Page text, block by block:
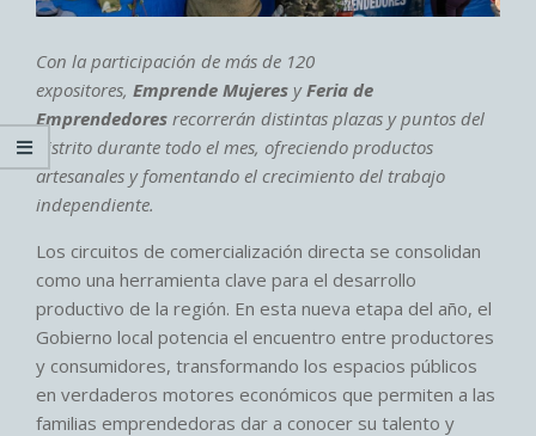
Con la participación de más de 120
expositores, Emprende Mujeres yFeria de
Emprendedores recorrerán distintas plazas y puntos del
distrito durante todo el mes, ofreciendo productos
artesanales y fomentando el crecimiento del trabajo
independiente.
Los circuitos de comercialización directa se consolidan
como una herramienta clave para el desarrollo
productivo de la región. En esta nueva etapa del año, el
Gobierno local potencia el encuentro entre productores
y consumidores, transformando los espacios públicos
en verdaderos motores económicos que permiten a las
familias emprendedoras dar a conocer su talento y